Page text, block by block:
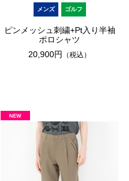
メンズ ゴルフ
ピンメッシュ刺繍+Pt入り半袖
ポロシャツ
20,900円
（税込）